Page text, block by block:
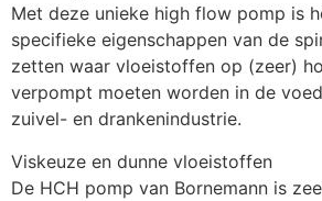
Met deze unieke high flow pomp is
specifieke eigenschappen van de
zetten waar vloeistoffen op (zeer)
verpompt moeten worden in de
zuivel- en drankenindustrie.
Viskeuze en dunne vloeistoffen
De HCH pomp van Bornemann is